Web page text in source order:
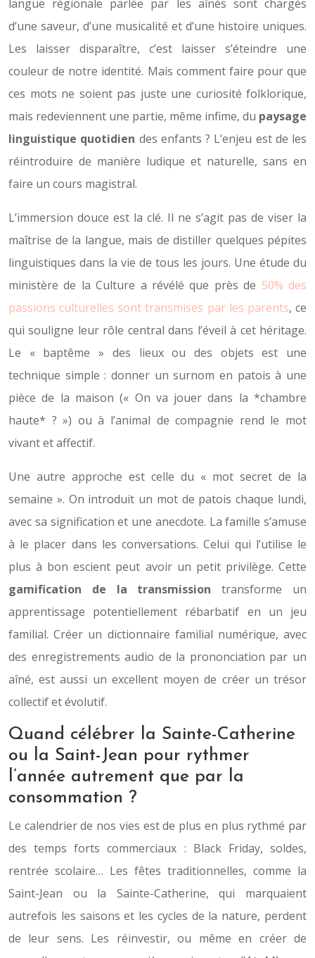
langue régionale parlée par les aînés sont chargés
d’une saveur, d’une musicalité et d’une histoire uniques.
Les laisser disparaître, c’est laisser s’éteindre une
couleur de notre identité. Mais comment faire pour que
ces mots ne soient pas juste une curiosité folklorique,
mais redeviennent une partie, même infime, du paysage
linguistique quotidien des enfants ? L’enjeu est de les
réintroduire de manière ludique et naturelle, sans en
faire un cours magistral.
L’immersion douce est la clé. Il ne s’agit pas de viser la
maîtrise de la langue, mais de distiller quelques pépites
linguistiques dans la vie de tous les jours. Une étude du
ministère de la Culture a révélé que près de 50% des
passions culturelles sont transmises par les parents, ce
qui souligne leur rôle central dans l’éveil à cet héritage.
Le « baptême » des lieux ou des objets est une
technique simple : donner un surnom en patois à une
pièce de la maison (« On va jouer dans la *chambre
haute* ? ») ou à l’animal de compagnie rend le mot
vivant et affectif.
Une autre approche est celle du « mot secret de la
semaine ». On introduit un mot de patois chaque lundi,
avec sa signification et une anecdote. La famille s’amuse
à le placer dans les conversations. Celui qui l’utilise le
plus à bon escient peut avoir un petit privilège. Cette
gamification de la transmission transforme un
apprentissage potentiellement rébarbatif en un jeu
familial. Créer un dictionnaire familial numérique, avec
des enregistrements audio de la prononciation par un
aîné, est aussi un excellent moyen de créer un trésor
collectif et évolutif.
Quand célébrer la Sainte-Catherine
ou la Saint-Jean pour rythmer
l’année autrement que par la
consommation ?
Le calendrier de nos vies est de plus en plus rythmé par
des temps forts commerciaux : Black Friday, soldes,
rentrée scolaire… Les fêtes traditionnelles, comme la
Saint-Jean ou la Sainte-Catherine, qui marquaient
autrefois les saisons et les cycles de la nature, perdent
de leur sens. Les réinvestir, ou même en créer de